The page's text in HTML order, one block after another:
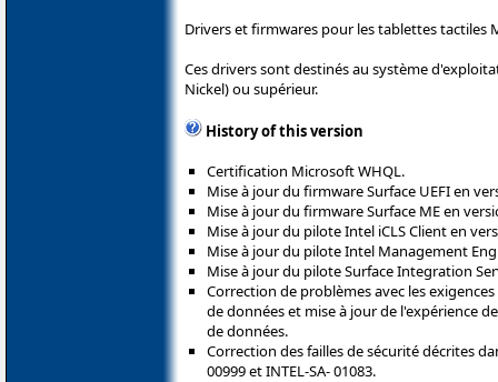
Drivers et firmwares pour les tablettes tactiles
Ces drivers sont destinés au système
Nickel) ou supérieur.
History of this version
Certification Microsoft WHQL.
Mise à jour du firmware Surface UEFI en
Mise à jour du firmware Surface ME en
Mise à jour du pilote Intel iCLS Client en
Mise à jour du pilote Intel Management
Mise à jour du pilote Surface Integration
Correction de problèmes avec les
de données et mise à jour de l'expérience
de données.
Correction des failles de sécurité décrites
00999 et INTEL-SA- 01083.